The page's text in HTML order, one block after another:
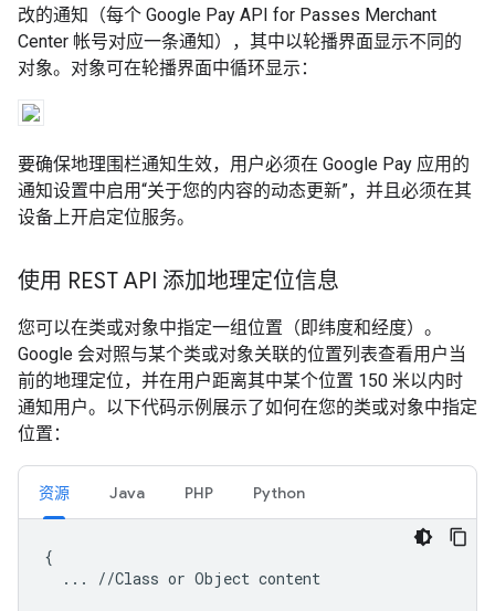
改的通知（每个 Google Pay API for Passes Merchant
Center 帐号对应一条通知），其中以轮播界面显示不同的
对象。对象可在轮播界面中循环显示：
要确保地理围栏通知生效，用户必须在 Google Pay 应用的
通知设置中启用“关于您的内容的动态更新”，并且必须在其
设备上开启定位服务。
使用 REST API 添加地理定位信息
您可以在类或对象中指定一组位置（即纬度和经度）。
Google 会对照与某个类或对象关联的位置列表查看用户当
前的地理定位，并在用户距离其中某个位置 150 米以内时
通知用户。以下代码示例展示了如何在您的类或对象中指定
位置：
资源 Java PHP Python
{
  ... //Class or Object content